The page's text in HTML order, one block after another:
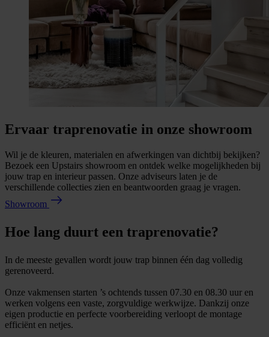
Ervaar traprenovatie in onze showroom
Wil je de kleuren, materialen en afwerkingen van dichtbij bekijken?
Bezoek een Upstairs showroom en ontdek welke mogelijkheden bij
jouw trap en interieur passen. Onze adviseurs laten je de
verschillende collecties zien en beantwoorden graag je vragen.
Showroom
Hoe lang duurt een traprenovatie?
In de meeste gevallen wordt jouw trap binnen één dag volledig
gerenoveerd.
Onze vakmensen starten ’s ochtends tussen 07.30 en 08.30 uur en
werken volgens een vaste, zorgvuldige werkwijze. Dankzij onze
eigen productie en perfecte voorbereiding verloopt de montage
efficiënt en netjes.